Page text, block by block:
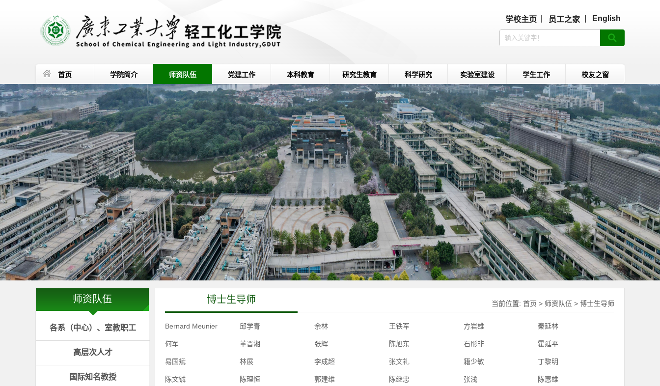
学校主页 员工之家 English
首页 学院简介 师资队伍 党建工作 本科教育 研究生教育 科学研究 实验室建设 学生工作 校友之窗
师资队伍
各系（中心）、室教职工
高层次人才
国际知名教授
博士生导师 当前位置: 首页 > 师资队伍 > 博士生导师
Bernard Meunier 邱学青 余林 王铁军 方岩雄 秦延林
何军 董晋湘 张辉 陈旭东 石彤非 霍延平
易国斌 林展 李成超 张文礼 籍少敏 丁黎明
陈文铖 陈理恒 郭建维 陈继忠 张浅 陈惠雄